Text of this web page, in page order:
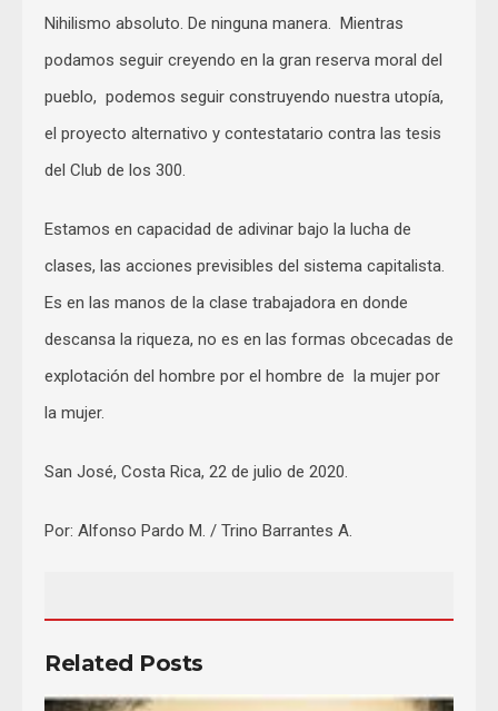
Nihilismo absoluto. De ninguna manera. Mientras
podamos seguir creyendo en la gran reserva moral del
pueblo, podemos seguir construyendo nuestra utopía,
el proyecto alternativo y contestatario contra las tesis
del Club de los 300.
Estamos en capacidad de adivinar bajo la lucha de
clases, las acciones previsibles del sistema capitalista.
Es en las manos de la clase trabajadora en donde
descansa la riqueza, no es en las formas obcecadas de
explotación del hombre por el hombre de la mujer por
la mujer.
San José, Costa Rica, 22 de julio de 2020.
Por: Alfonso Pardo M. / Trino Barrantes A.
Related Posts